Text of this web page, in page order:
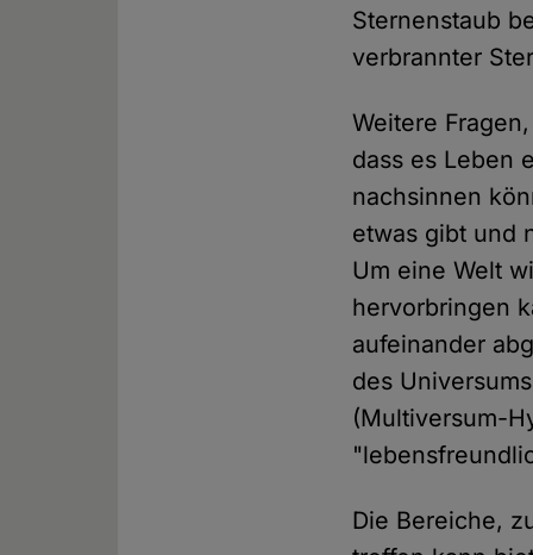
Sternenstaub
verbrannter
Weitere
dass es Leben
nachsinnen
etwas gibt und
Um eine Welt
hervorbringen
aufeinander
des
(Multiversum-
Die Bereiche,